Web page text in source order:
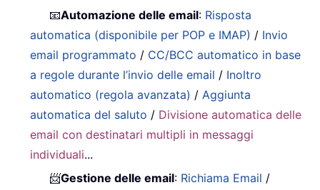
📧Automazione delle email: Risposta
automatica (disponibile per POP e IMAP) / Invio
email programmato / CC/BCC automatico in base
a regole durante l’invio delle email / Inoltro
automatico (regola avanzata) /Aggiunta
automatica del saluto / Divisione automatica delle
email con destinatari multipli in messaggi
individuali...
📨Gestione delle email: Richiama Email /